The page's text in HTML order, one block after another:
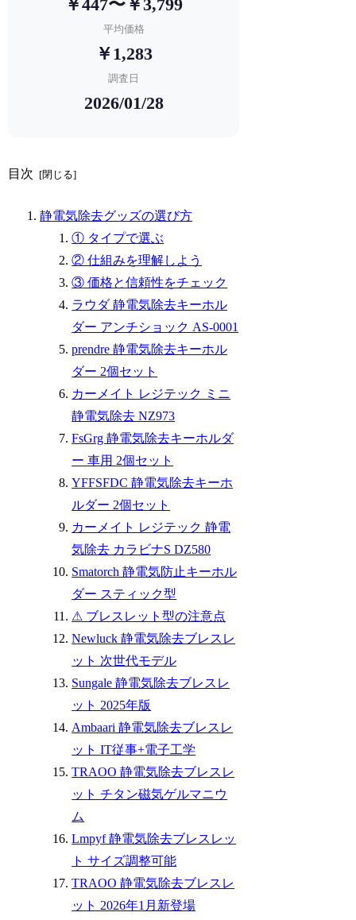
￥447〜￥3,799
平均価格
￥1,283
調査日
2026/01/28
目次
静電気除去グッズの選び方
① タイプで選ぶ
② 仕組みを理解しよう
③ 価格と信頼性をチェック
ラウダ 静電気除去キーホル
ダー アンチショック AS-0001
prendre 静電気除去キーホル
ダー 2個セット
カーメイト レジテック ミニ
静電気除去 NZ973
FsGrg 静電気除去キーホルダ
ー 車用 2個セット
YFFSFDC 静電気除去キーホ
ルダー 2個セット
カーメイト レジテック 静電
気除去 カラビナS DZ580
Smatorch 静電気防止キーホル
ダー スティック型
⚠ ブレスレット型の注意点
Newluck 静電気除去ブレスレ
ット 次世代モデル
Sungale 静電気除去ブレスレ
ット 2025年版
Ambaari 静電気除去ブレスレ
ット IT従事+電子工学
TRAOO 静電気除去ブレスレ
ット チタン磁気ゲルマニウ
ム
Lmpyf 静電気除去ブレスレッ
ト サイズ調整可能
TRAOO 静電気除去ブレスレ
ット 2026年1月新登場